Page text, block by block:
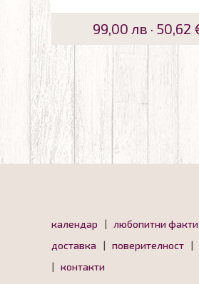
99,00 лв · 50,62
календар | любопитни факти
доставка | поверителност |
| контакти